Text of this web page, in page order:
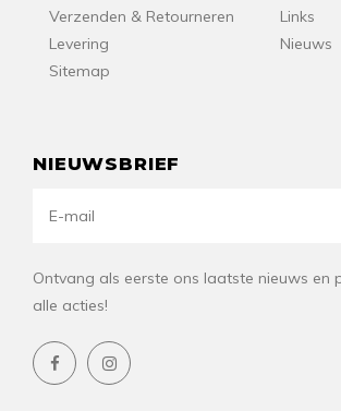
Verzenden & Retourneren
Levering
Sitemap
Links
Nieuws
NIEUWSBRIEF
Ontvang als eerste ons laatste nieuws en
alle acties!